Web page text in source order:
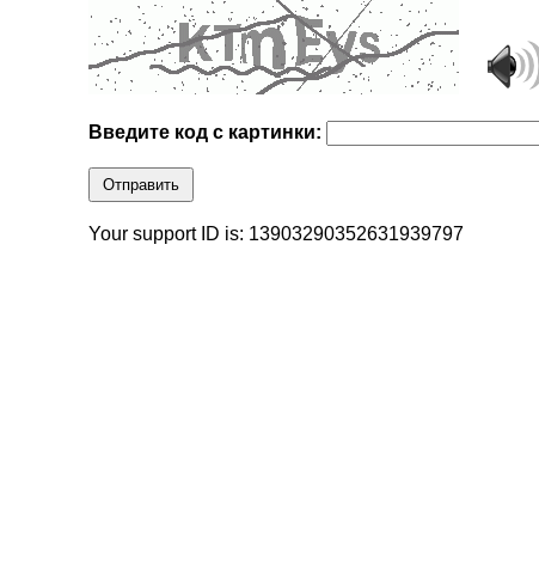
Введите код с картинки:
Отправить
Your support ID is: 13903290352631939797